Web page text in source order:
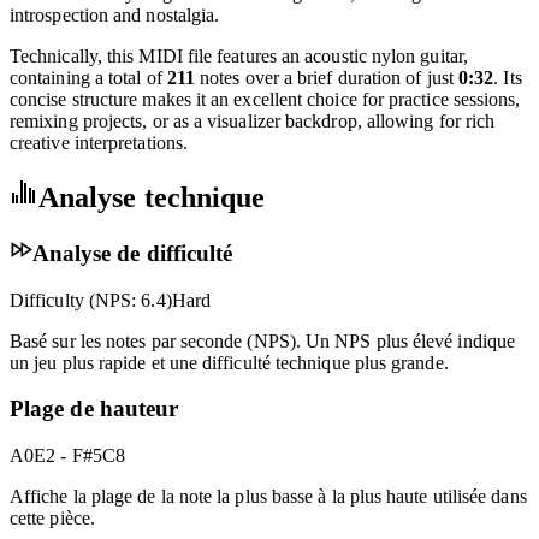
tempo of90 BPMand set in the key of
introspection and nostalgia.
Technically, this MIDI file features an acoustic nylon guitar,
containing a total of211notes over a brief duration of just0:32
concise structure makes it an excellent choice for practice sessions,
creative interpretations.
Analyse technique
Analyse de difficulté
Difficulty (NPS:6.4)Hard
un jeu plus rapide et une difficulté technique plus grande.
Plage de hauteur
A0E2 - F#5C8